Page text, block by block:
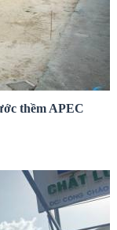
thềm APEC